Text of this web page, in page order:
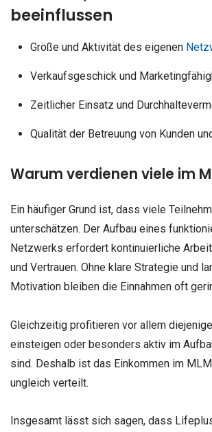
beeinflussen
Größe und Aktivität des eigenen
Verkaufsgeschick und
Zeitlicher Einsatz und
Qualität der Betreuung von Kunden
Warum verdienen viele im
Ein häufiger Grund ist, dass viele
unterschätzen. Der Aufbau eines
Netzwerks erfordert kontinuierliche
und Vertrauen. Ohne klare Strategie und
Motivation bleiben die Einnahmen oft
Gleichzeitig profitieren vor allem
einsteigen oder besonders aktiv im
sind. Deshalb ist das Einkommen im
ungleich verteilt.
Insgesamt lässt sich sagen, dass